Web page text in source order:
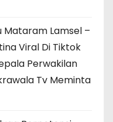
Lamsel –
Viral Di Tiktok
Perwakilan
Tv Meminta